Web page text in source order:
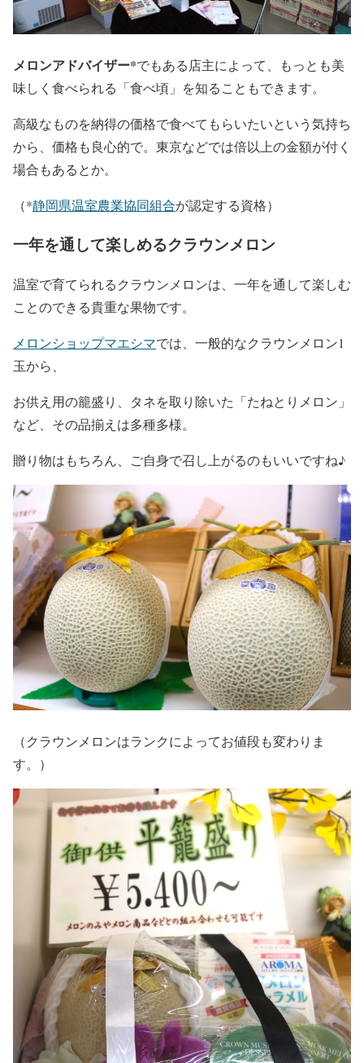
メロンアドバイザー*でもある店主によって、もっとも美
味しく食べられる「食べ頃」を知ることもできます。
高級なものを納得の価格で食べてもらいたいという気持ち
から、価格も良心的で。東京などでは倍以上の金額が付く
場合もあるとか。
（*静岡県温室農業協同組合が認定する資格）
一年を通して楽しめるクラウンメロン
温室で育てられるクラウンメロンは、一年を通して楽しむ
ことのできる貴重な果物です。
メロンショップマエシマでは、一般的なクラウンメロン1
玉から、
お供え用の籠盛り、タネを取り除いた「たねとりメロン」
など、その品揃えは多種多様。
贈り物はもちろん、ご自身で召し上がるのもいいですね♪
（クラウンメロンはランクによってお値段も変わりま
す。）